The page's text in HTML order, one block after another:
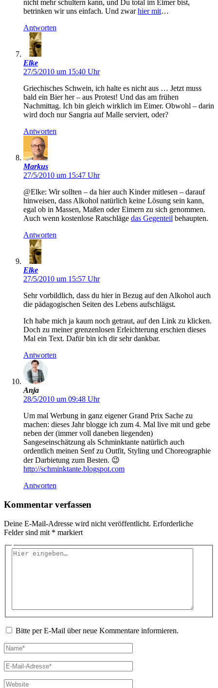
nicht mehr schultern kann, und Du total im Eimer bist,
betrinken wir uns einfach. Und zwarhier mit…
Antworten
Elke
27/5/2010 um 15:40 Uhr
Griechisches Schwein, ich halte es nicht aus … Jetzt muss
bald ein Bier her – aus Protest! Und das am frühen
Nachmittag. Ich bin gleich wirklich im Eimer. Obwohl – darin
wird doch nur Sangria auf Malle serviert, oder?
Antworten
Markus
27/5/2010 um 15:47 Uhr
@Elke: Wir sollten – da hier auch Kinder mitlesen – darauf
hinweisen, dass Alkohol natürlich keine Lösung sein kann,
egal ob in Massen, Maßen oder Eimern zu sich genommen.
Auch wenn kostenlose Ratschläge das Gegenteil behaupten.
Antworten
Elke
27/5/2010 um 15:57 Uhr
Sehr vorbildlich, dass du hier in Bezug auf den Alkohol auch
die pädagogischen Seiten des Lebens aufschlägst.
Ich habe mich ja kaum noch getraut, auf den Link zu klicken.
Doch zu meiner grenzenlosen Erleichterung erschien dieses
Mal ein Text. Dafür bin ich dir sehr dankbar.
Antworten
Anja
28/5/2010 um 09:48 Uhr
Um mal Werbung in ganz eigener Grand Prix Sache zu
machen: dieses Jahr blogge ich zum 4. Mal live mit und gebe
neben der (immer voll daneben liegenden)
Sangeseinschätzung als Schminktante natürlich auch
ordentlich meinen Senf zu Outfit, Styling und Choreographie
der Darbietung zum Besten. 😉
http://schminktante.blogspot.com
Antworten
Kommentar verfassen
Deine E-Mail-Adresse wird nicht veröffentlicht. Erforderliche
Felder sind mit * markiert
Hier
Bitte per E-Mail über neue Kommentare informieren.
Name*
E-
Mail-
Adresse*
Website